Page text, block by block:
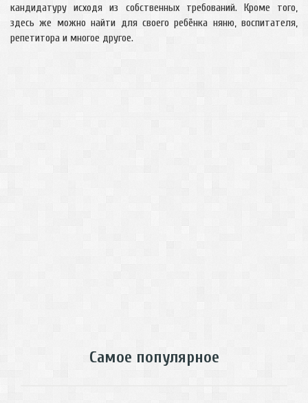
кандидатуру исходя из собственных требований. Кроме того,
здесь же можно найти для своего ребёнка няню, воспитателя,
репетитора и многое другое.
Самое популярное